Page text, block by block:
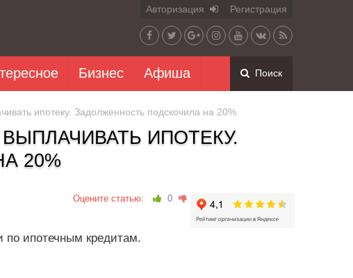
Авторизация Регистрация
Бизнес Афиша Поиск
ипотеку. Задолженность подскочила на 20%
ИПОТЕКУ.
20%
Оцените статью: 0
по ипотечным кредитам.